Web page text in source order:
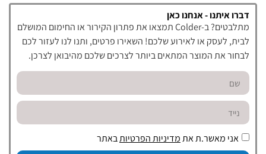
דברו איתנו - אנחנו כאן
מתלבטים? ב-Colder תמצאו את פתרון הקירור או החימום המושלם
לבית, לעסק או לאירוע שלכם! השאירו פרטים, ותנו לנו לעזור לכם
לבחור את המוצר המתאים ביותר לצרכים שלכם מהיבואן לצרכן.
אני מאשר.ת אתמדיניות הפרטיותבאתר